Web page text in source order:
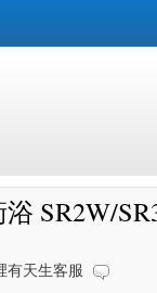
SR2W/
有天生客服